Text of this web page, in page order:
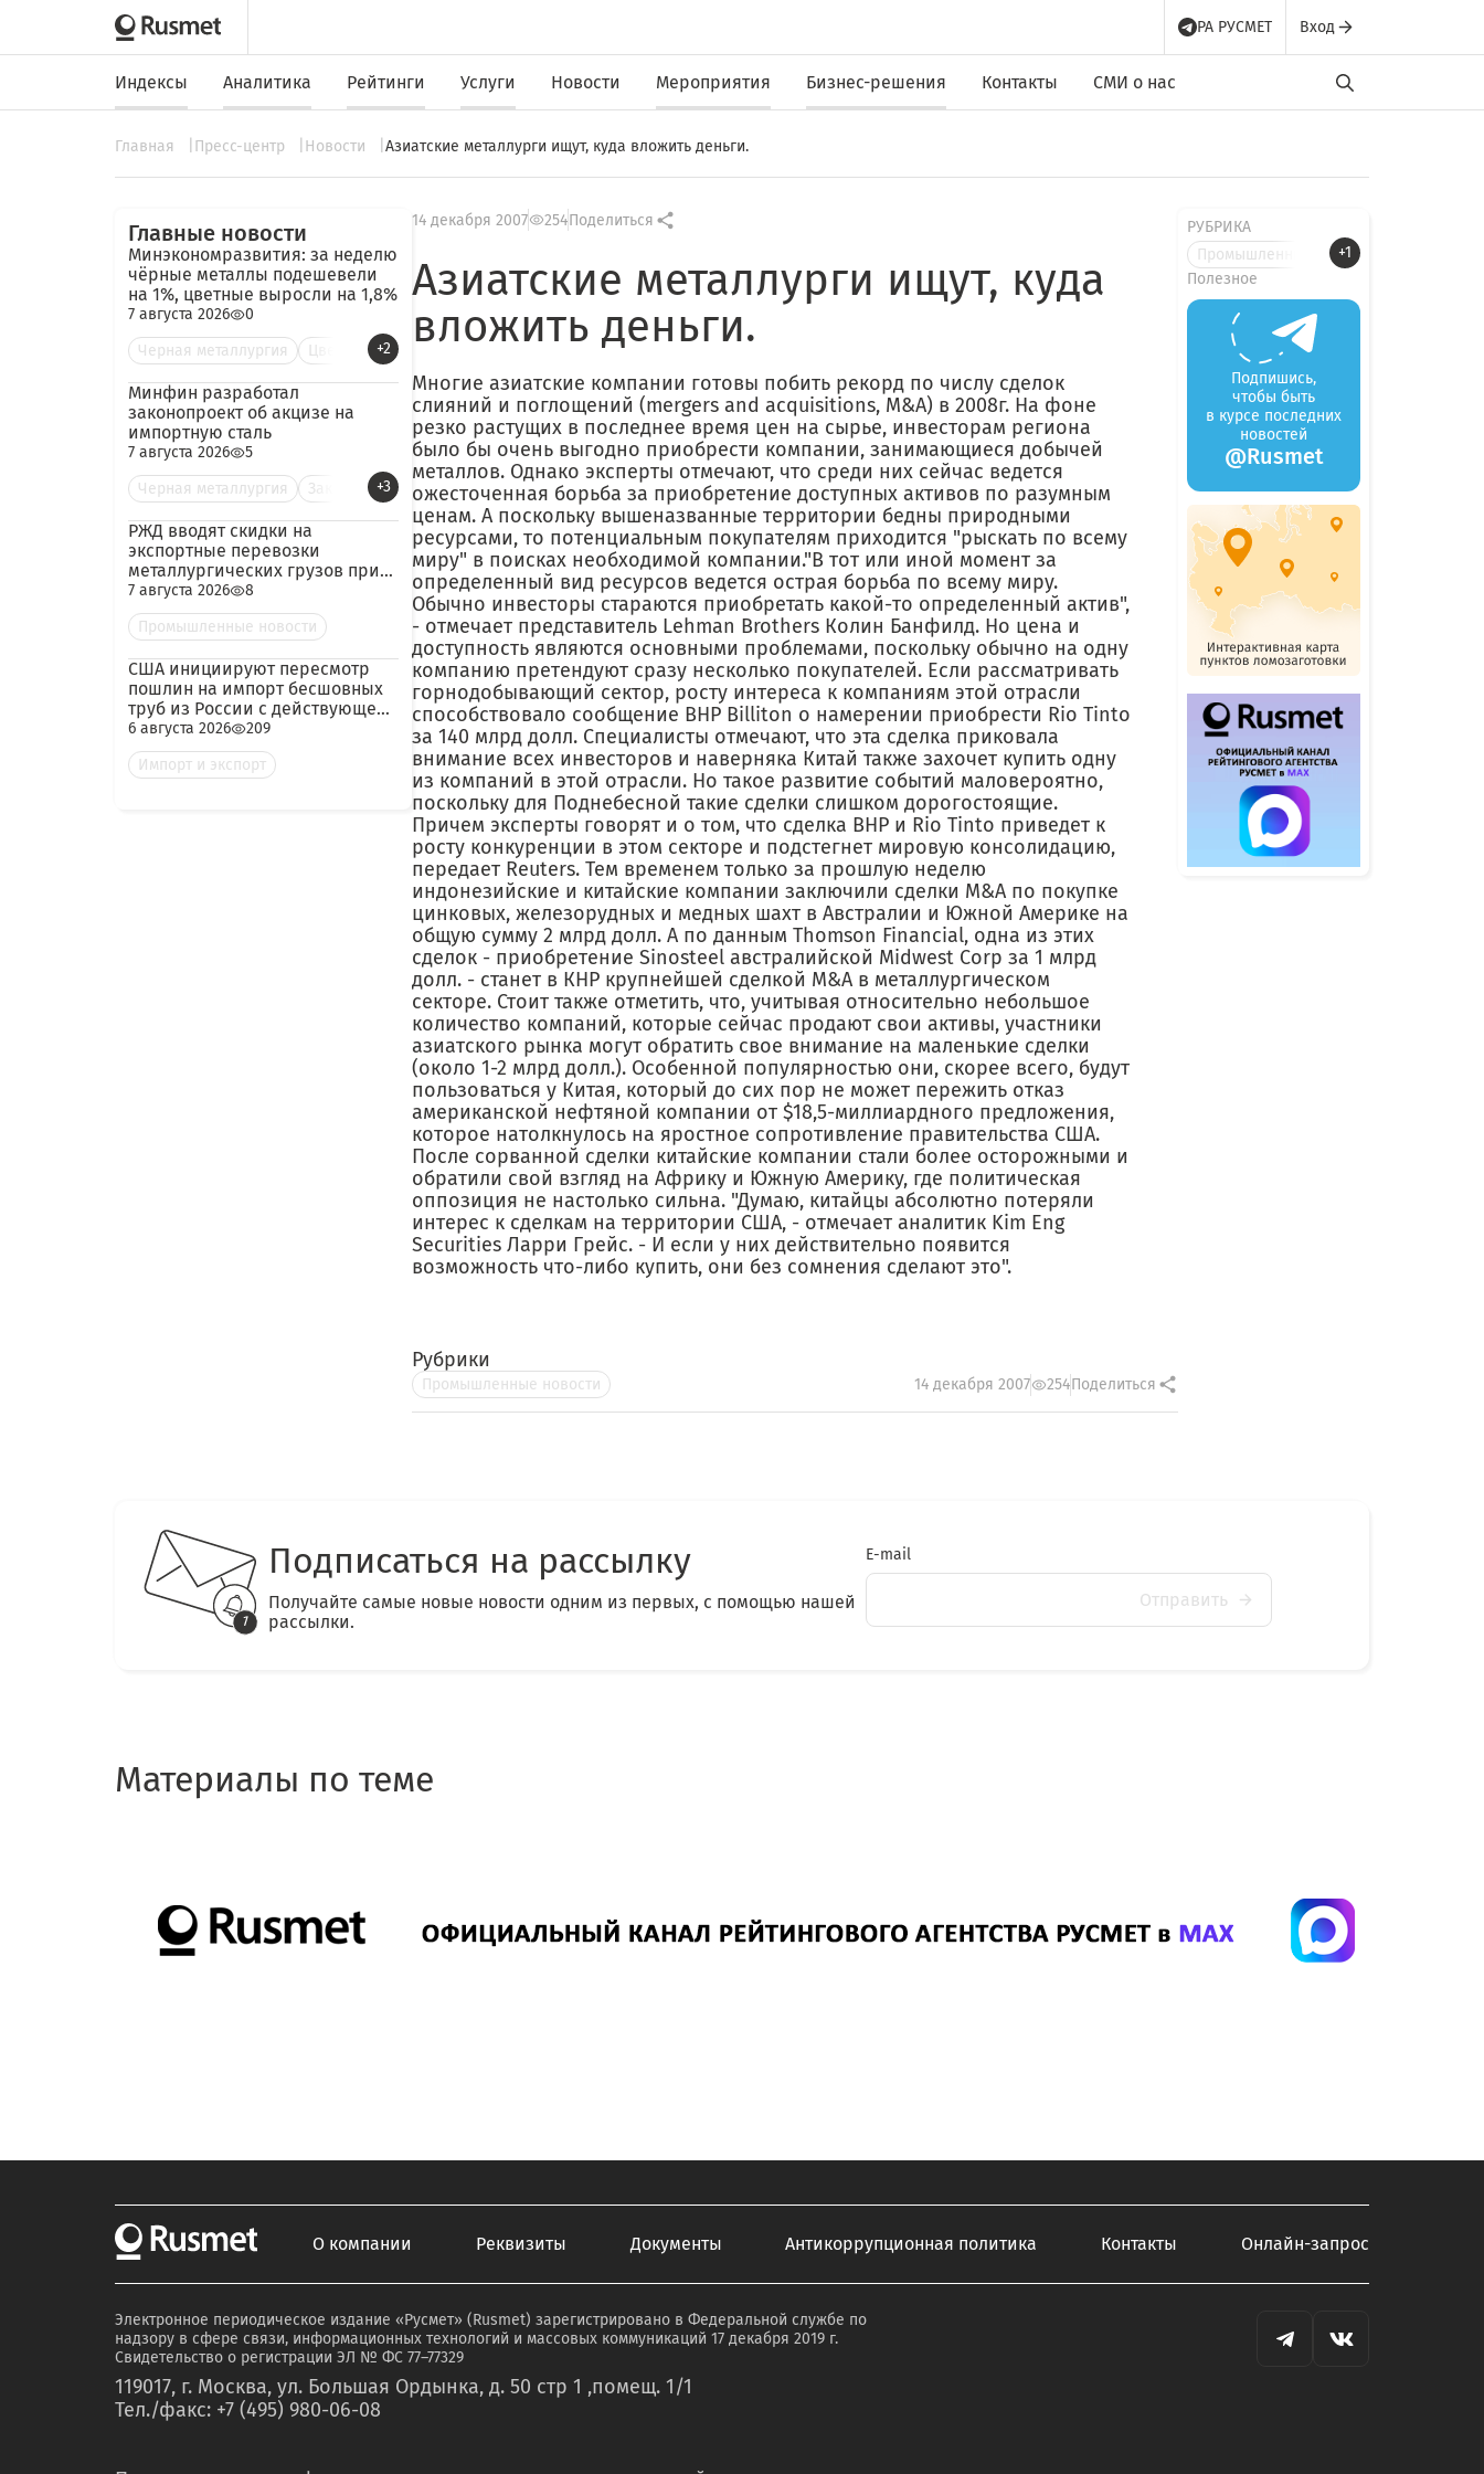
РА РУСМЕТ Вход
Индексы Аналитика Рейтинги Услуги Новости Мероприятия Бизнес-решения Контакты СМИ о нас
Главная Пресс-центр Новости Азиатские металлурги ищут, куда вложить деньги.
Главные новости
Минэкономразвития: за неделю
чёрные металлы подешевели
на 1%, цветные выросли на 1,8%
7 августа 2026
0
Черная металлургия
Цве +2
Минфин разработал
законопроект об акцизе на
импортную сталь
7 августа 2026
5
Черная металлургия
Зак +3
РЖД вводят скидки на
экспортные перевозки
металлургических грузов при
гарантированных объёмах
7 августа 2026
8
Промышленные новости
США инициируют пересмотр
пошлин на импорт бесшовных
труб из России с действующей
ставкой 209,72%
6 августа 2026
209
Импорт и экспорт
14 декабря 2007 254Поделиться
Азиатские металлурги ищут, куда
вложить деньги.
Многие азиатские компании готовы побить рекорд по числу сделок
слияний и поглощений (mergers and acquisitions, M&A) в 2008г. На фоне
резко растущих в последнее время цен на сырье, инвесторам региона
было бы очень выгодно приобрести компании, занимающиеся добычей
металлов. Однако эксперты отмечают, что среди них сейчас ведется
ожесточенная борьба за приобретение доступных активов по разумным
ценам. А поскольку вышеназванные территории бедны природными
ресурсами, то потенциальным покупателям приходится "рыскать по всему
миру" в поисках необходимой компании."В тот или иной момент за
определенный вид ресурсов ведется острая борьба по всему миру.
Обычно инвесторы стараются приобретать какой-то определенный актив",
- отмечает представитель Lehman Brothers Колин Банфилд. Но цена и
доступность являются основными проблемами, поскольку обычно на одну
компанию претендуют сразу несколько покупателей. Если рассматривать
горнодобывающий сектор, росту интереса к компаниям этой отрасли
способствовало сообщение BHP Billiton о намерении приобрести Rio Tinto
за 140 млрд долл. Специалисты отмечают, что эта сделка приковала
внимание всех инвесторов и наверняка Китай также захочет купить одну
из компаний в этой отрасли. Но такое развитие событий маловероятно,
поскольку для Поднебесной такие сделки слишком дорогостоящие.
Причем эксперты говорят и о том, что сделка BHP и Rio Tinto приведет к
росту конкуренции в этом секторе и подстегнет мировую консолидацию,
передает Reuters. Тем временем только за прошлую неделю
индонезийские и китайские компании заключили сделки M&A по покупке
цинковых, железорудных и медных шахт в Австралии и Южной Америке на
общую сумму 2 млрд долл. А по данным Thomson Financial, одна из этих
сделок - приобретение Sinosteel австралийской Midwest Corp за 1 млрд
долл. - станет в КНР крупнейшей сделкой M&A в металлургическом
секторе. Стоит также отметить, что, учитывая относительно небольшое
количество компаний, которые сейчас продают свои активы, участники
азиатского рынка могут обратить свое внимание на маленькие сделки
(около 1-2 млрд долл.). Особенной популярностью они, скорее всего, будут
пользоваться у Китая, который до сих пор не может пережить отказ
американской нефтяной компании от $18,5-миллиардного предложения,
которое натолкнулось на яростное сопротивление правительства США.
После сорванной сделки китайские компании стали более осторожными и
обратили свой взгляд на Африку и Южную Америку, где политическая
оппозиция не настолько сильна. "Думаю, китайцы абсолютно потеряли
интерес к сделкам на территории США, - отмечает аналитик Kim Eng
Securities Ларри Грейс. - И если у них действительно появится
возможность что-либо купить, они без сомнения сделают это".
Рубрики
Промышленные новости 14 декабря 2007 254Поделиться
РУБРИКА
Промышленные новости
+1
Полезное
Подпишись,
чтобы быть
в курсе последних
новостей
@Rusmet
Подписаться на рассылку
Получайте самые новые новости одним из первых, с помощью нашей
рассылки.
E-mail
Отправить
Материалы по теме
О компании Реквизиты Документы Антикоррупционная политика Контакты Онлайн-запрос
Электронное периодическое издание «Русмет» (Rusmet) зарегистрировано в Федеральной службе по
надзору в сфере связи, информационных технологий и массовых коммуникаций 17 декабря 2019 г.
Свидетельство о регистрации ЭЛ № ФС 77–77329
119017, г. Москва, ул. Большая Ордынка, д. 50 стр 1 ,помещ. 1/1
Тел./факс: +7 (495) 980-06-08